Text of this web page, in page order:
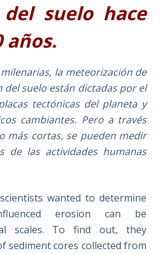
del suelo hace
años.
la meteorización de
del suelo están dictadas por el
tectónicas del planeta y
cambiantes. Pero a través
más cortas, se pueden medir
de las actividades humanas
wanted to determine
erosion can be
scales. To find out, they
sediment cores collected from